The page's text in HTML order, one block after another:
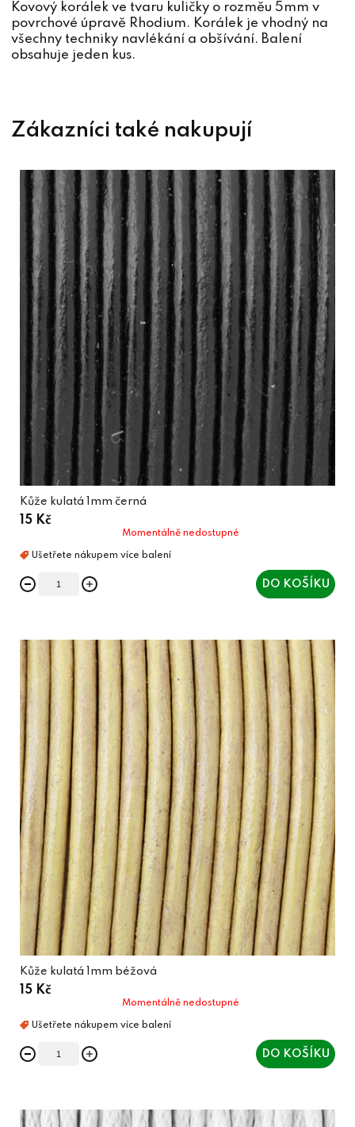
Kovový korálek ve tvaru kuličky o rozměu 5mm v
povrchové úpravě Rhodium. Korálek je vhodný na
všechny techniky navlékání a obšívání. Balení
obsahuje jeden kus.
Kůže kulatá 1mm černá
15 Kč
Momentálně nedostupné
DO KOŠÍKU
Kůže kulatá 1mm béžová
15 Kč
Momentálně nedostupné
DO KOŠÍKU